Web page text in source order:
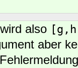
also
aber